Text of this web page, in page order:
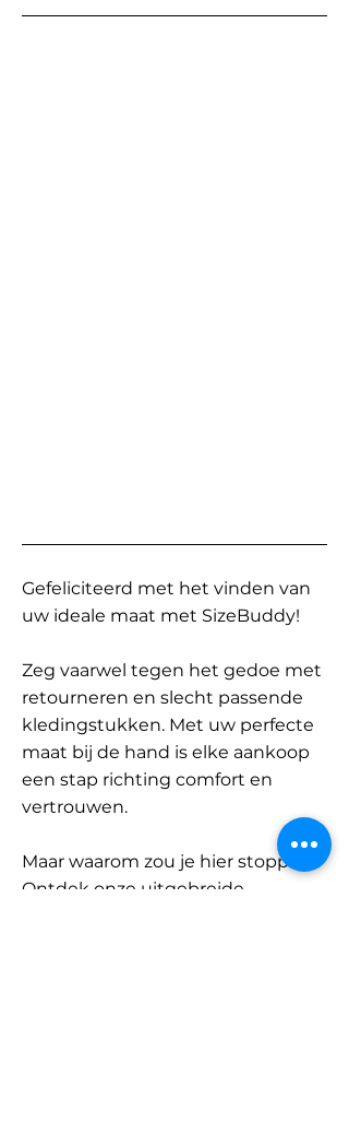
Gefeliciteerd met het vinden van
uw ideale maat met SizeBuddy!
Zeg vaarwel tegen het gedoe met
retourneren en slecht passende
kledingstukken. Met uw perfecte
maat bij de hand is elke aankoop
een stap richting comfort en
vertrouwen.
Maar waarom zou je hier stoppen?
Ontdek onze uitgebreide